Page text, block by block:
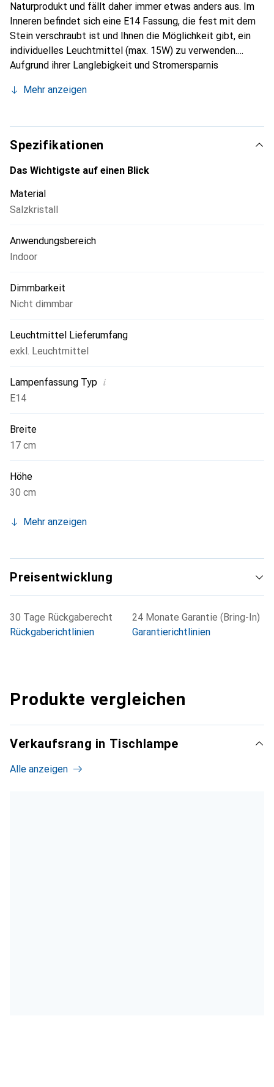
Naturprodukt und fällt daher immer etwas anders aus. Im
Inneren befindet sich eine E14 Fassung, die fest mit dem
Stein verschraubt ist und Ihnen die Möglichkeit gibt, ein
individuelles Leuchtmittel (max. 15W) zu verwenden.
Aufgrund ihrer Langlebigkeit und Stromersparnis
kann die Lampe leicht bedient werden.
Mehr anzeigen
Spezifikationen
Das Wichtigste auf einen Blick
Material
Salzkristall
Anwendungsbereich
Indoor
Dimmbarkeit
Nicht dimmbar
Leuchtmittel Lieferumfang
exkl. Leuchtmittel
Lampenfassung Typ i
E14
Breite
17 cm
Höhe
30 cm
Mehr anzeigen
Preisentwicklung
30 Tage Rückgaberecht
Rückgaberichtlinien
24 Monate Garantie (Bring-In)
Garantierichtlinien
Produkte vergleichen
Verkaufsrang in Tischlampe
Alle anzeigen